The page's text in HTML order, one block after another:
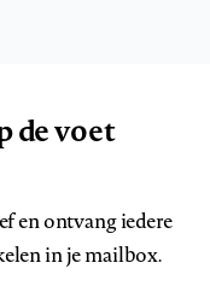
de voet
en ontvang iedere
in je mailbox.